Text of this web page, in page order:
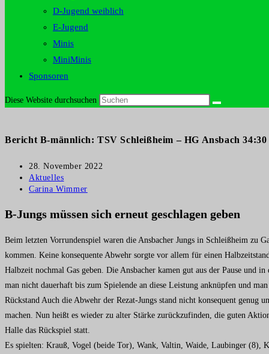
D-Jugend weiblich
E-Jugend
Minis
MiniMinis
Sponsoren
Diese Website durchsuchen
Bericht B-männlich: TSV Schleißheim – HG Ansbach 34:30
Beitrag
veröffentlicht:
28. November 2022
Beitrags-
Kategorie:
Aktuelles
Beitrags-
Carina Wimmer
B-Jungs müssen sich erneut geschlagen geben
Beim letzten Vorrundenspiel waren die Ansbacher Jungs in Schleißheim zu
kommen. Keine konsequente Abwehr sorgte vor allem für einen
Halbzeit nochmal Gas geben. Die Ansbacher kamen gut aus der Pause
man nicht dauerhaft bis zum Spielende an diese Leistung anknüpfen und
Rückstand Auch die Abwehr der Rezat-Jungs stand nicht konsequent genug
machen. Nun heißt es wieder zu alter Stärke zurückzufinden, die guten
Halle das Rückspiel statt.
Es spielten: Krauß, Vogel (beide Tor), Wank, Valtin, Waide, Laubinger